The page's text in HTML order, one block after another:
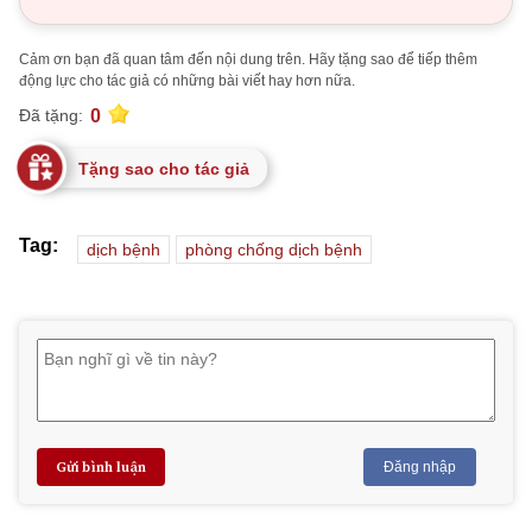
Cảm ơn bạn đã quan tâm đến nội dung trên. Hãy tặng sao để tiếp thêm
động lực cho tác giả có những bài viết hay hơn nữa.
Đã tặng: 0
Tặng sao cho tác giả
Tag: dịch bệnh phòng chống dịch bệnh
Gửi bình luận Đăng nhập